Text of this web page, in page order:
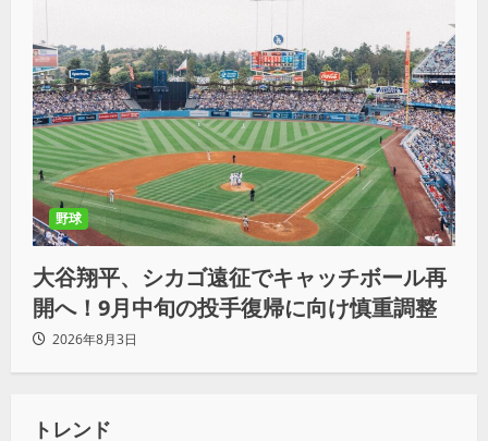
野球
大谷翔平、シカゴ遠征でキャッチボール再
開へ！9月中旬の投手復帰に向け慎重調整
2026年8月3日
トレンド